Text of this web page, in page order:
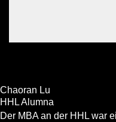
Chaoran Lu
HHL Alumna
Der MBA an der HHL war